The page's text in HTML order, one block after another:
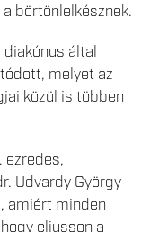
börtönlelkésznek.
által
melyet az
közül is többen
ezredes,
Udvardy György
amiért minden
eljusson a